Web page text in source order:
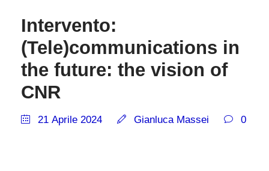
Intervento:
(Tele)communications in
the future: the vision of
CNR
21 Aprile 2024 Gianluca Massei 0